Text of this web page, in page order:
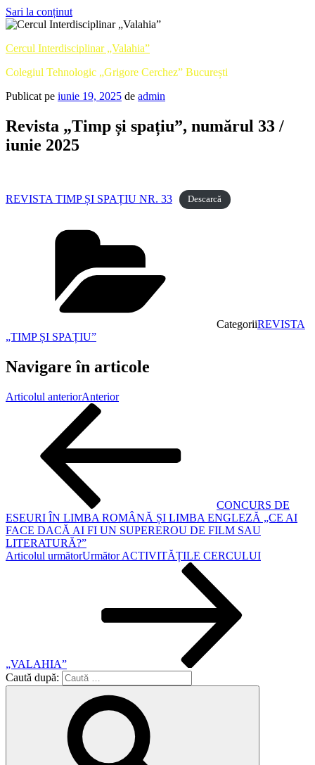
Sari la conținut
Cercul Interdisciplinar „Valahia”
Colegiul Tehnologic „Grigore Cerchez” București
Publicat pe iunie 19, 2025 de admin
Revista „Timp și spațiu”, numărul 33 /
iunie 2025
REVISTA TIMP ȘI SPAȚIU NR. 33 Descarcă
CategoriiREVISTA
„TIMP ȘI SPAȚIU”
Navigare în articole
Articolul anteriorAnterior
CONCURS DE
ESEURI ÎN LIMBA ROMÂNĂ ȘI LIMBA ENGLEZĂ „CE AI
FACE DACĂ AI FI UN SUPEREROU DE FILM SAU
LITERATURĂ?”
Articolul următorUrmător ACTIVITĂȚILE CERCULUI
„VALAHIA”
Caută după: